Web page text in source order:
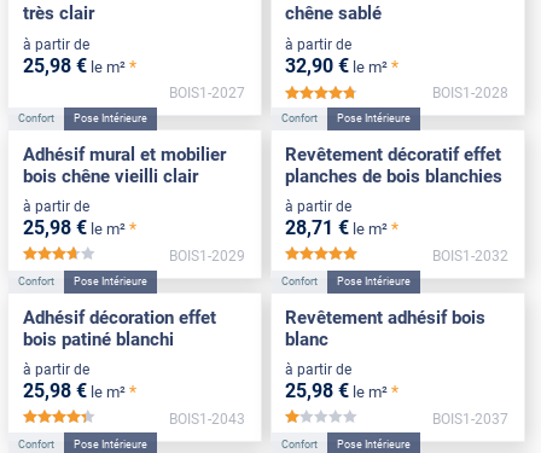
très clair
à partir de
25,98 € le m² *
BOIS1-2027
chêne sablé
à partir de
32,90 € le m² *
*****
BOIS1-2028
Confort Pose Intérieure
Adhésif mural et mobilier
bois chêne vieilli clair
à partir de
25,98 € le m² *
*****
BOIS1-2029
Confort Pose Intérieure
Revêtement décoratif effet
planches de bois blanchies
à partir de
28,71 € le m² *
BOIS1-2032
Confort Pose Intérieure
Adhésif décoration effet
bois patiné blanchi
à partir de
25,98 € le m² *
*****
BOIS1-2043
Confort Pose Intérieure
Revêtement adhésif bois
blanc
à partir de
25,98 € le m² *
*****
BOIS1-2037
Confort Pose Intérieure Confort Pose Intérieure